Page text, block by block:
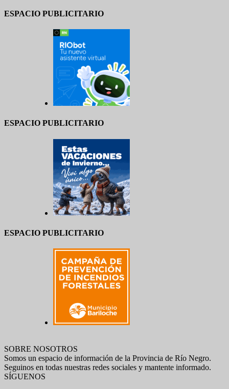
ESPACIO PUBLICITARIO
ESPACIO PUBLICITARIO
ESPACIO PUBLICITARIO
SOBRE NOSOTROS
Somos un espacio de información de la Provincia de Río Negro.
Seguinos en todas nuestras redes sociales y mantente informado.
SÍGUENOS